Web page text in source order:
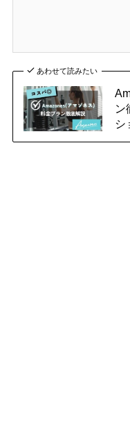
あわせて読みたい
ン
シ